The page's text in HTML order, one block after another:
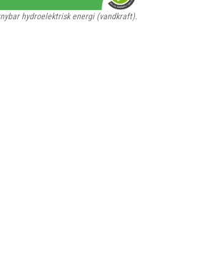
hydroelektrisk energi (vandkraft).